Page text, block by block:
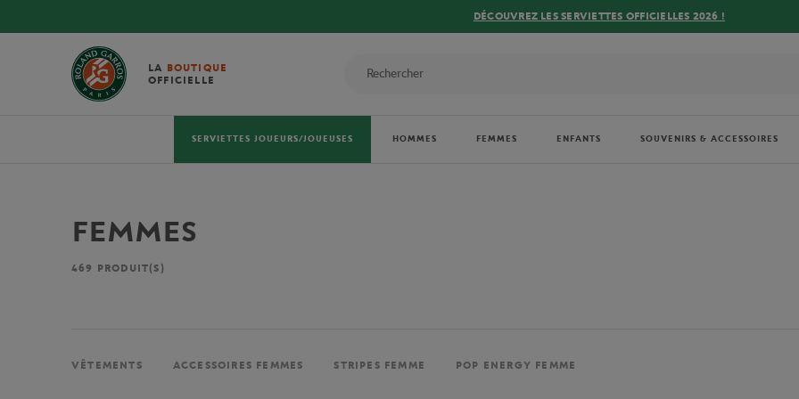
DÉCOUVREZ LES SERVIETTES OFFICIELLES 2026 !
LA BOUTIQUE
OFFICIELLE
SERVIETTES JOUEURS/JOUEUSES HOMMES FEMMES ENFANTS SOUVENIRS & ACCESSOIRES
FEMMES
469 PRODUIT(S)
VÊTEMENTS ACCESSOIRES FEMMES STRIPES FEMME POP ENERGY FEMME